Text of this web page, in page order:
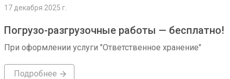
17 декабря 2025 г.
Погрузо-разгрузочные работы — бесплатно!
При оформлении услуги "Ответственное хранение"
Подробнее